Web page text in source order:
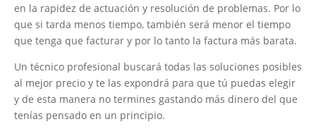
en la rapidez de actuación y resolución de problemas. Por lo
que si tarda menos tiempo, también será menor el tiempo
que tenga que facturar y por lo tanto la factura más barata.
Un técnico profesional buscará todas las soluciones posibles
al mejor precio y te las expondrá para que tú puedas elegir
y de esta manera no termines gastando más dinero del que
tenías pensado en un principio.